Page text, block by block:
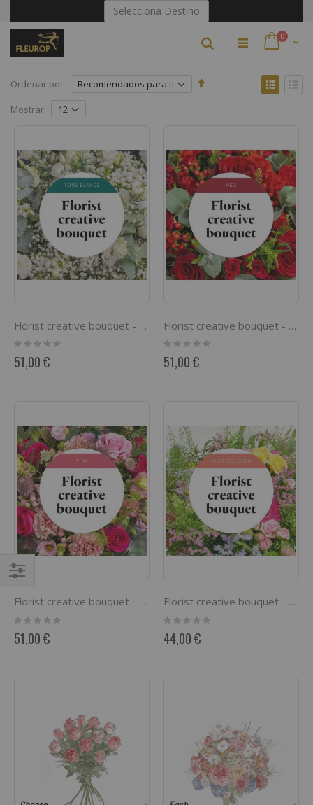
contenido
Selecciona Destino
Cart
0
Buscar
Ordenar por
Fijar
Mostrar
Florist creative bouquet - white
Rating:
0%
51,00 €
Florist creative bouquet - red
Rating:
0%
51,00 €
Florist creative bouquet - pink
Rating:
0%
51,00 €
Florist creative bouquet - multi
Rating:
0%
44,00 €
por